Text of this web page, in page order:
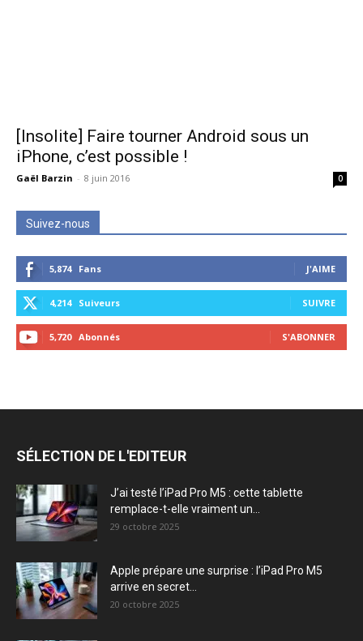
[Insolite] Faire tourner Android sous un
iPhone, c’est possible !
Gaël Barzin - 8 juin 2016 0
Suivez-nous
5,874 Fans J'AIME
4,214 Suiveurs SUIVRE
5,720 Abonnés S'ABONNER
SÉLECTION DE L'EDITEUR
J’ai testé l’iPad Pro M5 : cette tablette
remplace-t-elle vraiment un...
29 octobre 2025
Apple prépare une surprise : l’iPad Pro M5
arrive en secret...
20 octobre 2025